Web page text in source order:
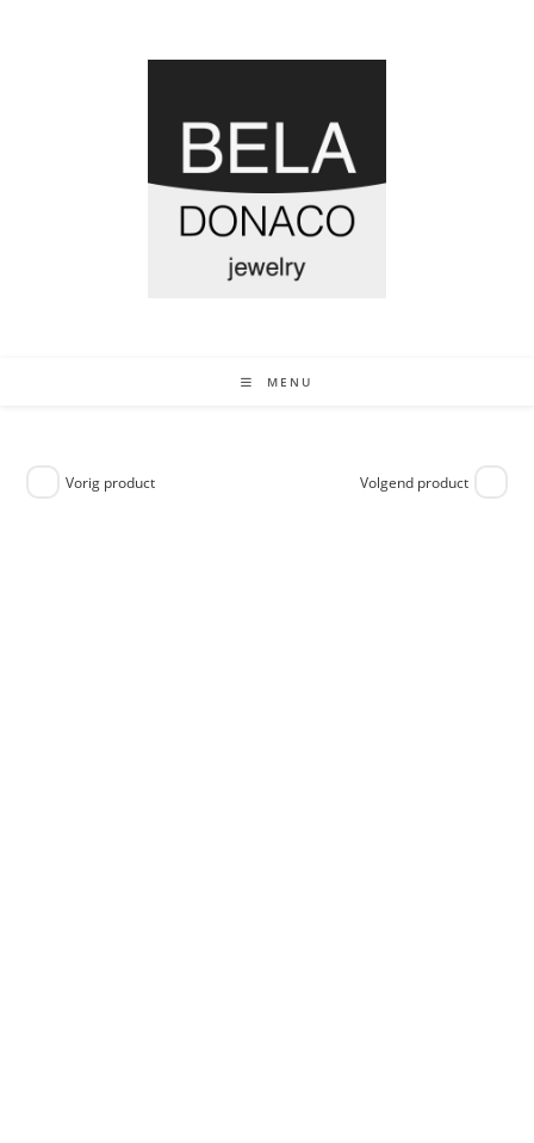
MENU
Vorig product Volgend product